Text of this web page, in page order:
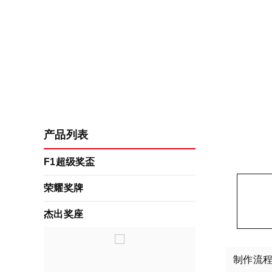
产品列表
F1超级奖盃
荣耀奖牌
杰出奖座
制作流